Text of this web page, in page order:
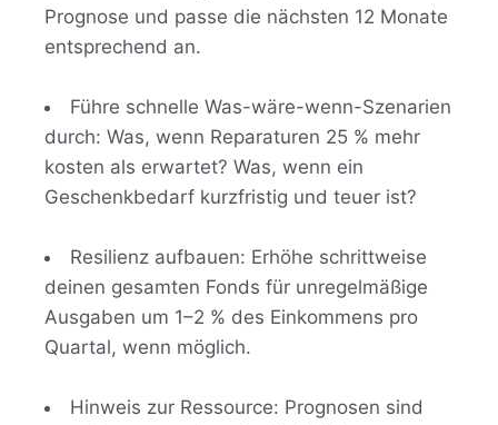
Prognose und passe die nächsten 12 Monate
entsprechend an.
Führe schnelle Was-wäre-wenn-Szenarien
durch: Was, wenn Reparaturen 25 % mehr
kosten als erwartet? Was, wenn ein
Geschenkbedarf kurzfristig und teuer ist?
Resilienz aufbauen: Erhöhe schrittweise
deinen gesamten Fonds für unregelmäßige
Ausgaben um 1–2 % des Einkommens pro
Quartal, wenn möglich.
Hinweis zur Ressource: Prognosen sind